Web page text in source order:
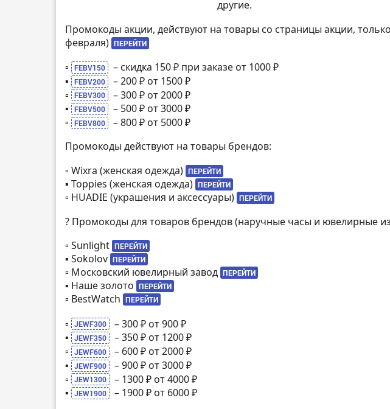
другие.
Промокоды акции, действуют на товары со страницы акции,
февраля) ПЕРЕЙТИ
▫️ FEBV150
– скидка 150 ₽ при заказе от 1000 ₽
▪️
FEBV200
– 200 ₽ от 1500 ₽
▫️
FEBV300
– 300 ₽ от 2000 ₽
▪️
FEBV500
– 500 ₽ от 3000 ₽
▫️
FEBV800
– 800 ₽ от 5000 ₽
Промокоды действуют на товары брендов:
▫️ Wixra (женская одежда) ПЕРЕЙТИ
▪️ Toppies (женская одежда) ПЕРЕЙТИ
▫️ HUADIE (украшения и аксессуары) ПЕРЕЙТИ
? Промокоды для товаров брендов (наручные часы и ювелирные
▫️ Sunlight ПЕРЕЙТИ
▪️ Sokolov ПЕРЕЙТИ
▫️ Московский ювелирный завод ПЕРЕЙТИ
▪️ Наше золото ПЕРЕЙТИ
▫️ BestWatch ПЕРЕЙТИ
▫️ JEWF300
– 300 ₽ от 900 ₽
▪️
JEWF350
– 350 ₽ от 1200 ₽
▫️
JEWF600
– 600 ₽ от 2000 ₽
▪️
JEWF900
– 900 ₽ от 3000 ₽
▫️
JEW1300
– 1300 ₽ от 4000 ₽
▪️
JEW1900
– 1900 ₽ от 6000 ₽